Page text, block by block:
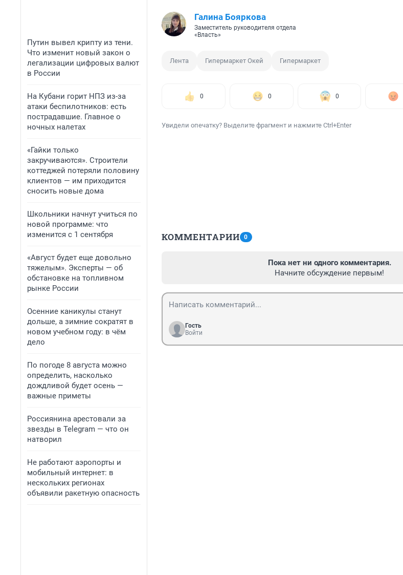
Путин вывел крипту из тени.
Что изменит новый закон о
легализации цифровых валют
в России
На Кубани горит НПЗ из-за
атаки беспилотников: есть
пострадавшие. Главное о
ночных налетах
«Гайки только
закручиваются». Строители
коттеджей потеряли половину
клиентов — им приходится
сносить новые дома
Школьники начнут учиться по
новой программе: что
изменится с 1 сентября
«Август будет еще довольно
тяжелым». Эксперты — об
обстановке на топливном
рынке России
Осенние каникулы станут
дольше, а зимние сократят в
новом учебном году: в чём
дело
По погоде 8 августа можно
определить, насколько
дождливой будет осень —
важные приметы
Россиянина арестовали за
звезды в Telegram — что он
натворил
Не работают аэропорты и
мобильный интернет: в
нескольких регионах
объявили ракетную опасность
Галина Бояркова
Заместитель руководителя отдела
«Власть»
Лента Гипермаркет Окей Гипермаркет
0 0 0
Увидели опечатку? Выделите фрагмент и нажмите Ctrl+Enter
КОММЕНТАРИИ 0
Пока нет ни одного комментария.
Начните обсуждение первым!
Гость
Войти